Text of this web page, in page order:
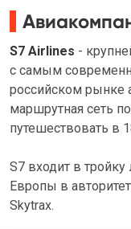
S7 Airlines -
с самым
российском рынке
маршрутная сеть
путешествовать в
S7 входит в
Европы в
Skytrax.